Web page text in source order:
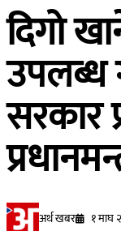
दिगो
उपलब्ध
सरकार
अर्थ खबर १ माघ